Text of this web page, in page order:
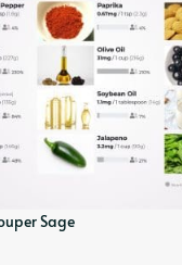
Sage